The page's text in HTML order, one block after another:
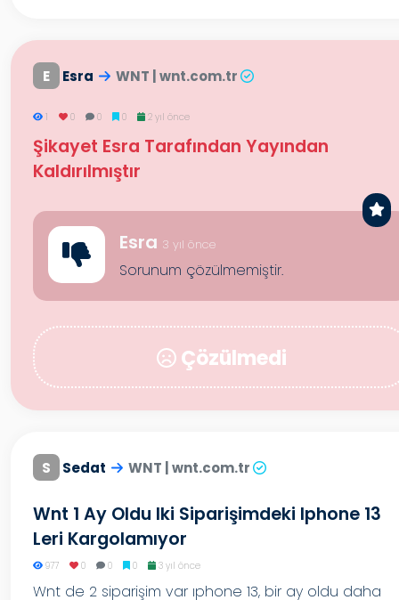
E Esra WNT | wnt.com.tr
1 0 0 0 2 yıl önce
Şikayet Esra Tarafından Yayından
Kaldırılmıştır
Esra 3 yıl önce
Sorunum çözülmemiştir.
Çözülmedi
S Sedat WNT | wnt.com.tr
Wnt 1 Ay Oldu Iki Siparişimdeki Iphone 13
Leri Kargolamıyor
977 0 0 0 3 yıl önce
Wnt de 2 siparişim var ıphone 13, bir ay oldu daha